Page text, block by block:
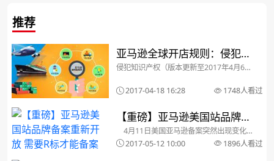
推荐
亚马逊全球开店规则：侵犯知
识产权
侵犯知识产权（版本更新至2017年4月6
中文翻译仅限参考。”侵犯知识产权“ 北美
卖家平台原文链接 中文参考链接您发布
致...
2017-04-18 16:28 1748人看过
【重磅】亚马逊美国站品牌备
案重新开放 需要R标才能备案
4月11日美国亚马逊备案突然出现变化，
美国站暂停了品牌备案，而经过了一个月
的升级，卖家朋友们终于等来了好消息：
2017-05-12 10:00 1896人看过